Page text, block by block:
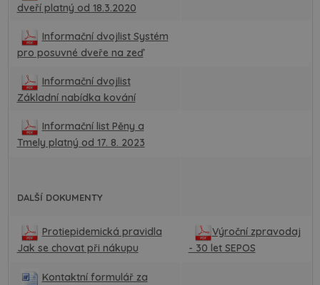
dveří platný od 18.3.2020
Informační dvojlist Systém
pro posuvné dveře na zeď
Informační dvojlist
Základní nabídka kování
Informační list Pěny a
Tmely platný od 17. 8. 2023
DALŠÍ DOKUMENTY
Protiepidemická pravidla
Jak se chovat při nákupu
Výroční zpravodaj
- 30 let SEPOS
Kontaktní formulář za